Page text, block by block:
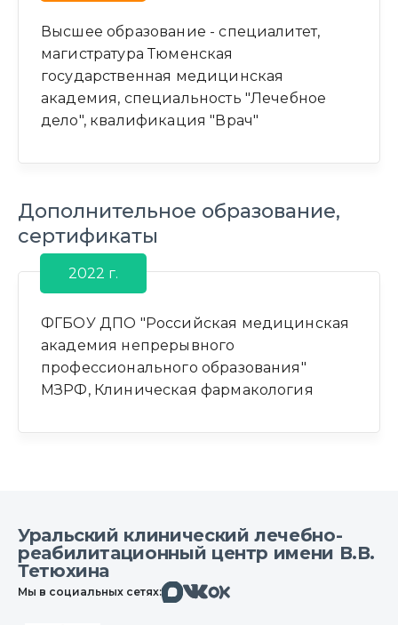
Высшее образование - специалитет,
магистратура Тюменская
государственная медицинская
академия, специальность "Лечебное
дело", квалификация "Врач"
Дополнительное образование,
сертификаты
2022 г.
ФГБОУ ДПО "Российская медицинская
академия непрерывного
профессионального образования"
МЗРФ, Клиническая фармакология
Уральский клинический лечебно-
реабилитационный центр имени В.В.
Тетюхина
Мы в социальных сетях:МаксВконтактеОдноклассники